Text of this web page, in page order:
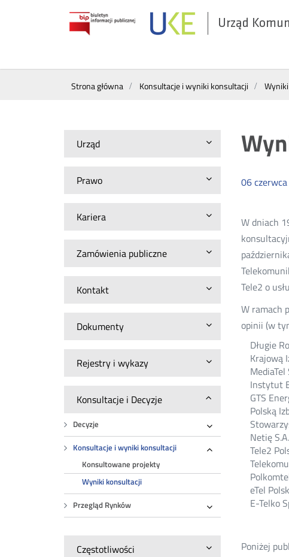
Urząd
Wyszukiwarka
Strona główna Konsultacje i wyniki konsultacji
Urząd
Prawo
Kariera
Zamówienia publiczne
Kontakt
Dokumenty
Rejestry i wykazy
Konsultacje i Decyzje
Decyzje
Rozwiń
Konsultacje i wyniki konsultacji
Konsultowane projekty
Wyniki konsultacji
Przegląd Rynków
Rozwiń
Częstotliwości
06czerwca
W dniach
Tele2 o
W ramach
opinii (w
Długie
Krajową
MediaTel
Instytut
GTS
Polską
Netię S.A.
Tele2
eTel
E-Telko
Poniżej